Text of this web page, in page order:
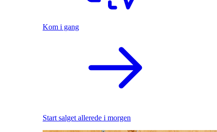
Kom i gang
Start salget allerede i morgen